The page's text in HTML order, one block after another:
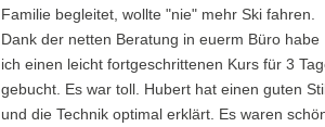
Familie begleitet, wollte "nie" mehr Ski fahren.
Dank der netten Beratung in euerm Büro habe
ich einen leicht fortgeschrittenen Kurs für 3
gebucht. Es war toll. Hubert hat einen guten
und die Technik optimal erklärt. Es waren